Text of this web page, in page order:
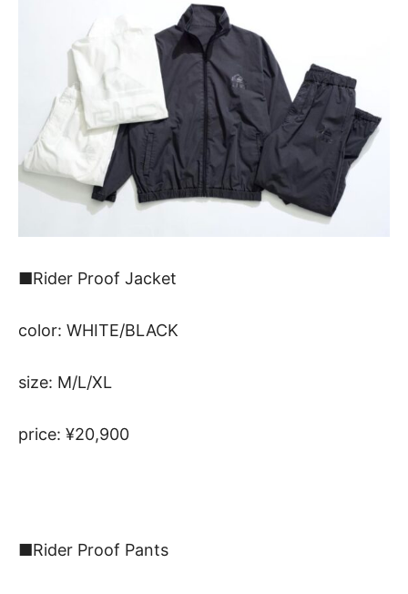
■Rider Proof Jacket
color: WHITE/BLACK
size: M/L/XL
price: ¥20,900
■Rider Proof Pants